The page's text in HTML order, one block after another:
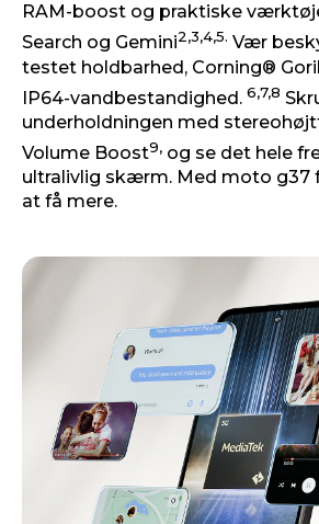
RAM-boost og praktiske
Search og Gemini2,3,4,5. Vær
testet holdbarhed, Corning®
IP64-vandbestandighed. 6,7,8
underholdningen med
Volume Boost9, og se det hele
ultralivlig skærm. Med moto g37
at få mere.